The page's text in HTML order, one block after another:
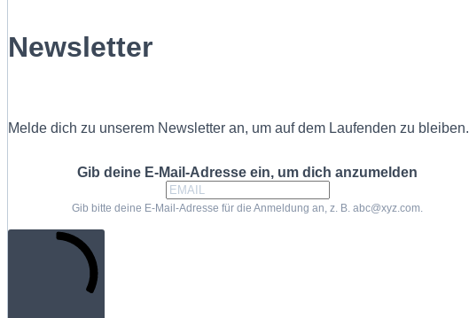
Newsletter
Melde dich zu unserem Newsletter an, um auf dem Laufenden zu bleiben.
Gib deine E-Mail-Adresse ein, um dich anzumelden
Gib bitte deine E-Mail-Adresse für die Anmeldung an, z. B. abc@xyz.com.